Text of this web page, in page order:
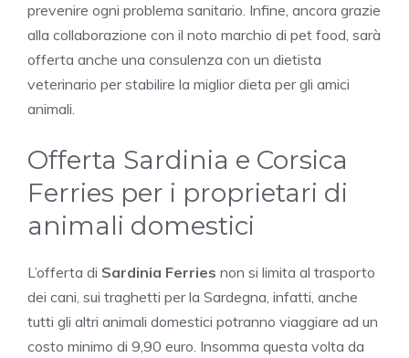
prevenire ogni problema sanitario. Infine, ancora grazie
alla collaborazione con il noto marchio di pet food, sarà
offerta anche una consulenza con un dietista
veterinario per stabilire la miglior dieta per gli amici
animali.
Offerta Sardinia e Corsica
Ferries per i proprietari di
animali domestici
L’offerta di Sardinia Ferries non si limita al trasporto
dei cani, sui traghetti per la Sardegna, infatti, anche
tutti gli altri animali domestici potranno viaggiare ad un
costo minimo di 9,90 euro. Insomma questa volta da